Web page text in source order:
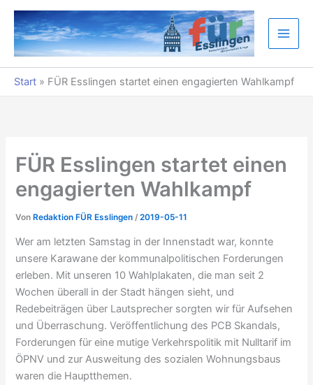
Zum
Inhalt
springen
Start » FÜR Esslingen startet einen engagierten Wahlkampf
FÜR Esslingen startet einen
engagierten Wahlkampf
Von Redaktion FÜR Esslingen/2019-05-11
Wer am letzten Samstag in der Innenstadt war, konnte
unsere Karawane der kommunalpolitischen Forderungen
erleben. Mit unseren 10 Wahlplakaten, die man seit 2
Wochen überall in der Stadt hängen sieht, und
Redebeiträgen über Lautsprecher sorgten wir für Aufsehen
und Überraschung. Veröffentlichung des PCB Skandals,
Forderungen für eine mutige Verkehrspolitik mit Nulltarif im
ÖPNV und zur Ausweitung des sozialen Wohnungsbaus
waren die Hauptthemen.